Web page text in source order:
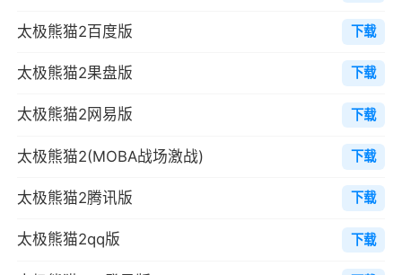
事件，转而向真相之路迈进。
玩家最后消灭了七魔将军，打败了梦魇之
神，但要破除梦魇之力，则需熊猫一族施展太极
禁术，最终梦魇被破除，熊猫一族也被放逐，伊
瓦兰斯大陆的人们，也都失去了对熊猫一族的记
忆，太极技也从此失传。
梦魇之神灵体诞生，他觊觎着伊瓦兰斯大陆
的灵气，为夺取伊瓦兰斯大陆，而将大先知艾
太极熊猫2百度版 下载
太极熊猫2果盘版 下载
太极熊猫2网易版 下载
太极熊猫2(MOBA战场激战) 下载
太极熊猫2腾讯版 下载
太极熊猫2qq版 下载